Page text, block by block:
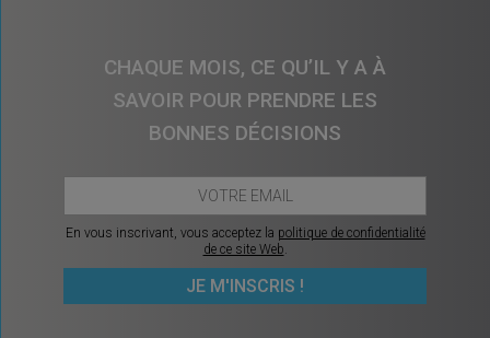
CHAQUE MOIS, CE QU’IL Y A À
SAVOIR POUR PRENDRE LES
BONNES DÉCISIONS
En vous inscrivant, vous acceptez la politique de confidentialité
de ce site Web.